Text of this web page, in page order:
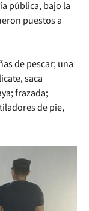
pública, bajo la
puestos a
de pescar; una
saca
frazada;
de pie,